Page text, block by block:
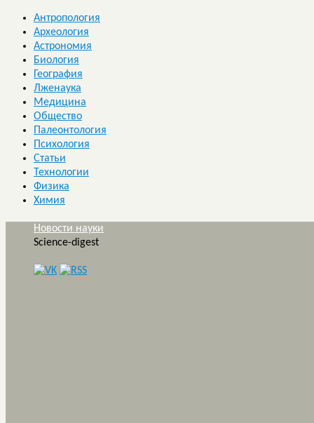
Антропология
Археология
Астрономия
Биология
География
Лженаука
Медицина
Общество
Палеонтология
Психология
Статьи
Технологии
Физика
Химия
Новости науки
Science-digest